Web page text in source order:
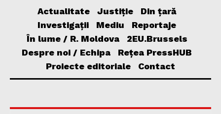
Actualitate Justiție
Din țară
Investigații
Mediu
Reportaje
În lume / R. Moldova
2EU.Brussels
Despre noi / Echipa
Rețea PressHUB
Proiecte editoriale
Contact